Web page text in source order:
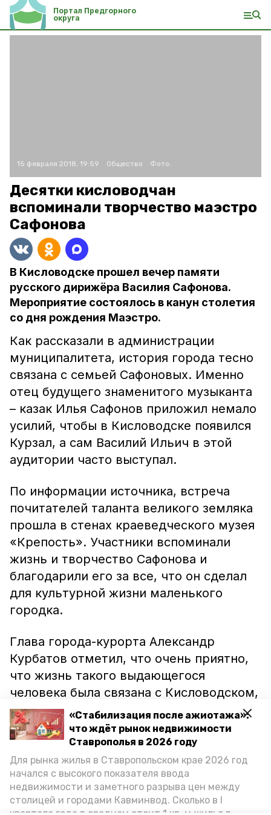
«Стабилизация после ажиотажа»:
что ждёт рынок недвижимости
Ставрополья в 2026 году
Для рынка жилья в Ставропольском крае 2026 год
начался с высокого показателя ввода
недвижимости и заметного разрыва цен между
столицей и городами Кавминвод. Сколько в I
Портал Предгорного
округа
15 февраля 2018, 19:59 Общество Фото:
Десятки кисловодчан
вспоминали творчество маэстро
Сафонова
В Кисловодске прошел вечер памяти
русского дирижёра Василия Сафонова.
Мероприятие состоялось в канун столетия
со дня рождения Маэстро.
Как рассказали в администрации
муниципалитета, история города тесно
связана с семьей Сафоновых. Именно
отец будущего знаменитого музыканта
– казак Илья Сафонов приложил немало
усилий, чтобы в Кисловодске появился
Курзал, а сам Василий Ильич в этой
аудитории часто выступал.
По информации источника, встреча
почитателей таланта великого земляка
прошла в стенах краеведческого музея
«Крепость». Участники вспоминали
жизнь и творчество Сафонова и
благодарили его за все, что он сделал
для культурной жизни маленького
городка.
Глава города-курорта Александр
Курбатов отметил, что очень приятно,
что жизнь такого выдающегося
человека была связана с Кисловодском,
а председатель местной Думы Любовь
Волошина поблагодарила сотрудников
музея, что проводят такие вечера, не
только сохраняя, но и преумножая
культурное наследие города.
В рамках мероприятия гости возложили